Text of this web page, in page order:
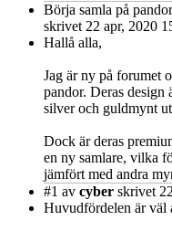
Börja samla på
skrivet 22 apr, 2020
Hallå alla,
Jag är ny på forumet
pandor. Deras design
silver och guldmynt
Dock är deras
en ny samlare, vilka
jämfört med andra
#1 av cyber skrivet
Huvudfördelen är väl